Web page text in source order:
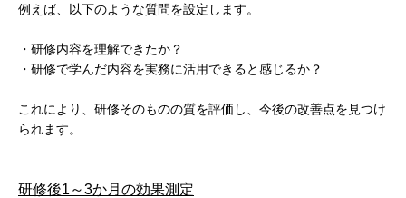
例えば、以下のような質問を設定します。
・研修内容を理解できたか？
・研修で学んだ内容を実務に活用できると感じるか？
これにより、研修そのものの質を評価し、今後の改善点を見つけ
られます。
研修後1～3か月の効果測定